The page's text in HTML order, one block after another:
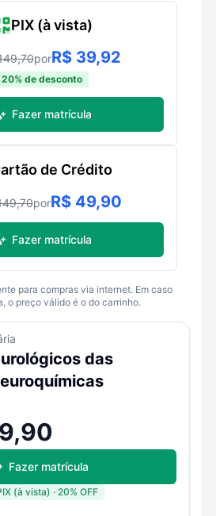
PIX (à vista)
porR$ 39,92
20% de desconto
Fazer matrícula
de Crédito
porR$ 49,90
Fazer matrícula
para compras via internet. Em caso
o preço válido é o do carrinho.
das
Fazer matrícula
(à vista) · 20% OFF